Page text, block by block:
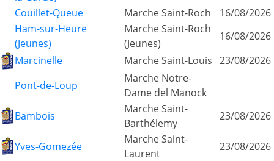
Couillet-Queue
Marche Saint-Roch
16/08/2026
Ham-sur-Heure
(Jeunes)
Marche Saint-Roch
(Jeunes)
16/08/2026
Marcinelle
Marche Saint-Louis 23/08/2026
Pont-de-Loup
Marche Notre-
Dame del Manock
Bambois
Marche Saint-
Barthélemy
23/08/2026
Yves-Gomezée
Marche Saint-
Laurent
23/08/2026